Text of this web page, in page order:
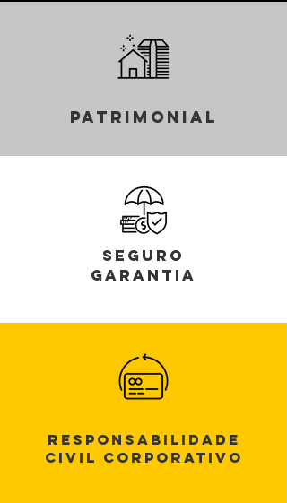
Patrimonial
Seguro
Garantia
Responsabilidade
Civil Corporativo